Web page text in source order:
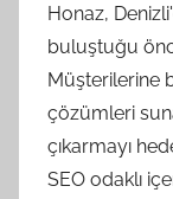
Honaz,
buluştuğu
Müşterilerine
çözümleri
çıkarmayı
SEO odaklı